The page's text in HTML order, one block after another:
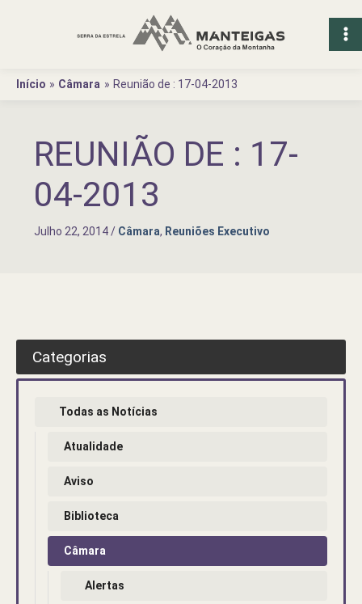
Início
Câmara Reunião de : 17-04-2013
REUNIÃO DE : 17-
04-2013
Julho 22, 2014/ Câmara, Reuniões Executivo
Categorias
Todas as Notícias
Atualidade
Aviso
Biblioteca
Câmara
Alertas